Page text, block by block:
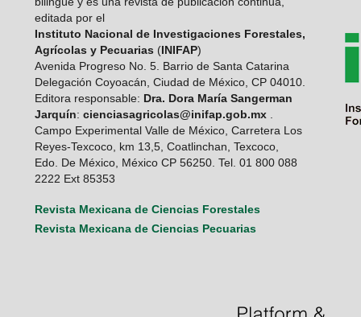
editada por el
Instituto Nacional de Investigaciones Forestales,
Agrícolas y Pecuarias (INIFAP)
Avenida Progreso No. 5. Barrio de Santa Catarina
Delegación Coyoacán, Ciudad de México, CP 04010.
Editora responsable: Dra. Dora María Sangerman
Jarquín: cienciasagricolas@inifap.gob.mx.
Campo Experimental Valle de México, Carretera Los
Reyes-Texcoco, km 13,5, Coatlinchan, Texcoco,
Edo. De México, México CP 56250. Tel. 01 800 088
2222 Ext 85353
Revista Mexicana de Ciencias Forestales
Revista Mexicana de Ciencias Pecuarias